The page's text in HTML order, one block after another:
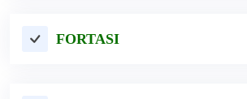
FORTASI